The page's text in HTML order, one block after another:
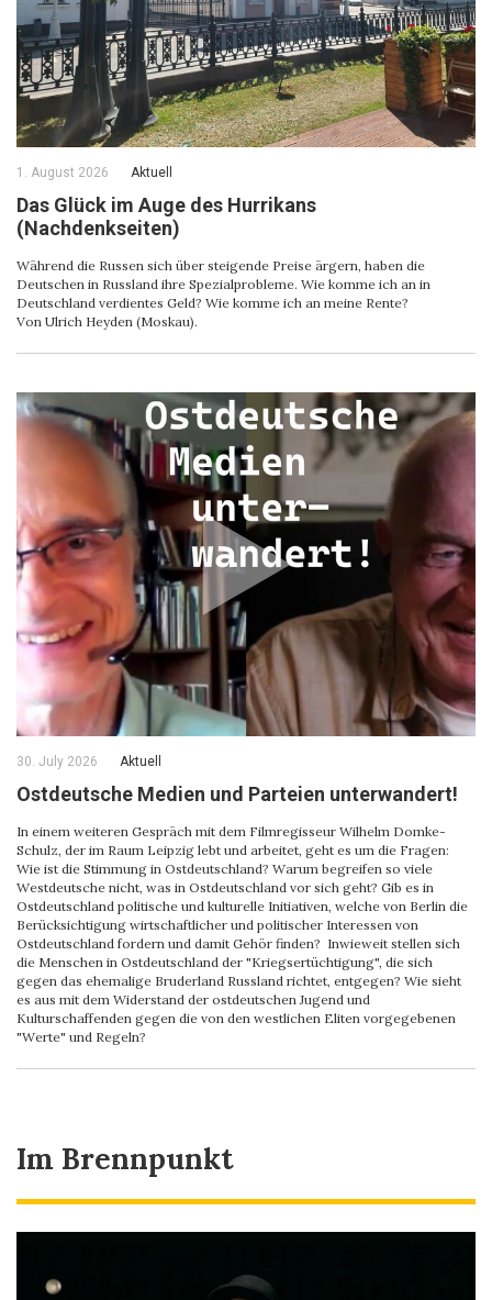
1. August 2026 Aktuell
Das Glück im Auge des Hurrikans
(Nachdenkseiten)
Während die Russen sich über steigende Preise ärgern, haben die
Deutschen in Russland ihre Spezialprobleme. Wie komme ich an in
Deutschland verdientes Geld? Wie komme ich an meine Rente?
Von Ulrich Heyden (Moskau).
30. July 2026 Aktuell
Ostdeutsche Medien und Parteien unterwandert!
In einem weiteren Gespräch mit dem Filmregisseur Wilhelm Domke-
Schulz, der im Raum Leipzig lebt und arbeitet, geht es um die Fragen:
Wie ist die Stimmung in Ostdeutschland? Warum begreifen so viele
Westdeutsche nicht, was in Ostdeutschland vor sich geht? Gib es in
Ostdeutschland politische und kulturelle Initiativen, welche von Berlin die
Berücksichtigung wirtschaftlicher und politischer Interessen von
Ostdeutschland fordern und damit Gehör finden? Inwieweit stellen sich
die Menschen in Ostdeutschland der "Kriegsertüchtigung", die sich
gegen das ehemalige Bruderland Russland richtet, entgegen? Wie sieht
es aus mit dem Widerstand der ostdeutschen Jugend und
Kulturschaffenden gegen die von den westlichen Eliten vorgegebenen
"Werte" und Regeln?
Im Brennpunkt